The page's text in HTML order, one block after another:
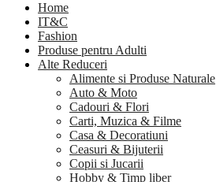
Home
IT&C
Fashion
Produse pentru Adulti
Alte Reduceri
Alimente si Produse Naturale
Auto & Moto
Cadouri & Flori
Carti, Muzica & Filme
Casa & Decoratiuni
Ceasuri & Bijuterii
Copii si Jucarii
Hobby & Timp liber